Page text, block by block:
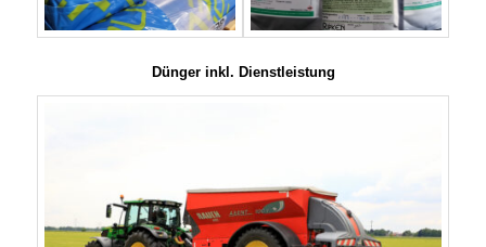
Dünger inkl. Dienstleistung